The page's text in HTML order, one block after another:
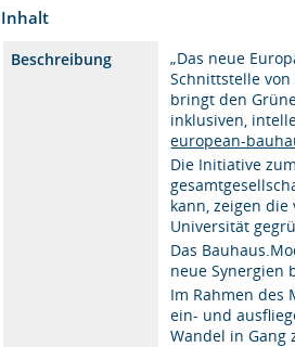
Inhalt
Beschreibung
„Das neue
Schnittstelle
bringt den
inklusiven,
european-
Die Initiative
kann, zeigen
Universität
Das
neue Synergien
Im Rahmen des
ein- und
Wandel in Gang